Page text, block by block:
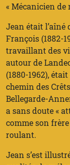
« Mécanicien de
Jean était l’aîné
François (1882-
travaillant des
autour de
(1880-1962),
chemin des
Bellegarde-
a sans doute «
comme son
roulant.
Jean s’est